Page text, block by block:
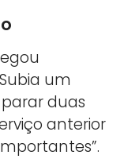
um
duas
anterior